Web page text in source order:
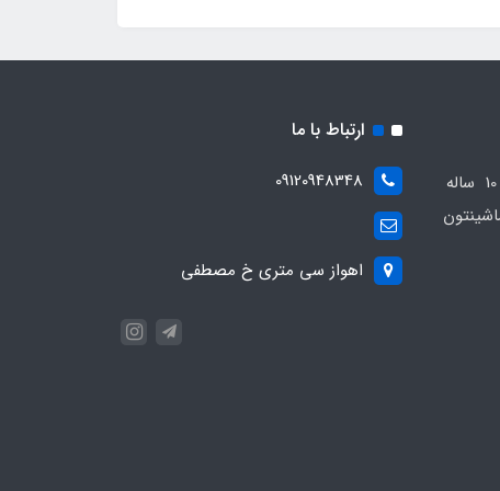
مجموعه مهدی اسپرت باسابقه 10 ساله
ارتباط با ما
09120948348
اهواز سی متری خ مصطفی